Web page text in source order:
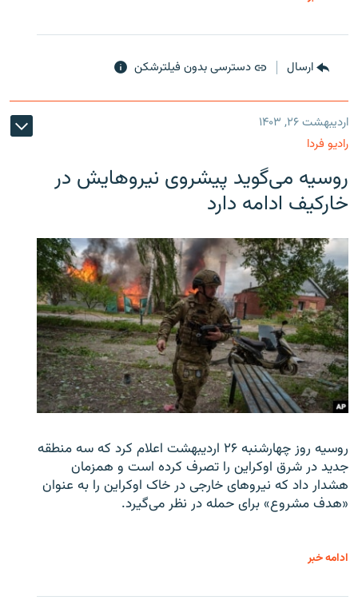
ارسال دسترسی بدون فیلترشکن
اردیبهشت ۲۶, ۱۴۰۳
رادیو فردا
روسیه می‌گوید پیشروی نیروهایش در
خارکیف ادامه دارد
روسیه روز چهارشنبه ۲۶ اردیبهشت اعلام کرد که سه منطقه
جدید در شرق اوکراین را تصرف کرده است و همزمان
هشدار داد که نیروهای خارجی در خاک اوکراین را به عنوان
«هدف مشروع» برای حمله در نظر می‌گیرد.
ادامه خبر